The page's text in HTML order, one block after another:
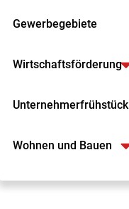
Gewerbegebiete
Wirtschaftsförderung
Unternehmerfrühstück
Wohnen und Bauen